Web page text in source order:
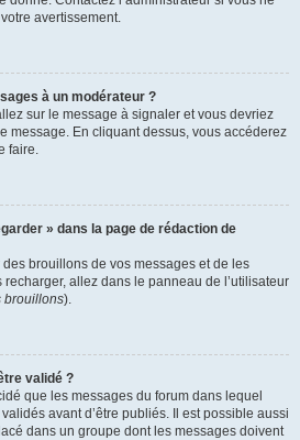
avertissement.
à un modérateur ?
sur le message à signaler et vous devriez
message. En cliquant dessus, vous accéderez
faire.
» dans la page de rédaction de
des brouillons de vos messages et de les
allez dans le panneau de l’utilisateur
brouillons).
validé ?
que les messages du forum dans lequel
avant d’être publiés. Il est possible aussi
dans un groupe dont les messages doivent